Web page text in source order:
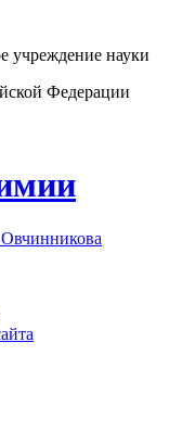
учреждение науки
Федерации